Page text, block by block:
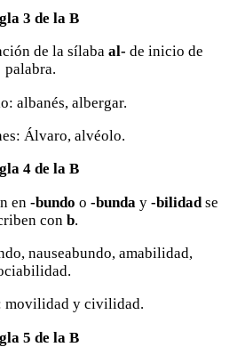
3 de la B
de la sílaba al- de inicio de
palabra.
albanés, albergar.
Álvaro, alvéolo.
4 de la B
en -bundo o -bunda y -bilidadse
con b.
nauseabundo, amabilidad,
movilidad y civilidad.
5 de la B